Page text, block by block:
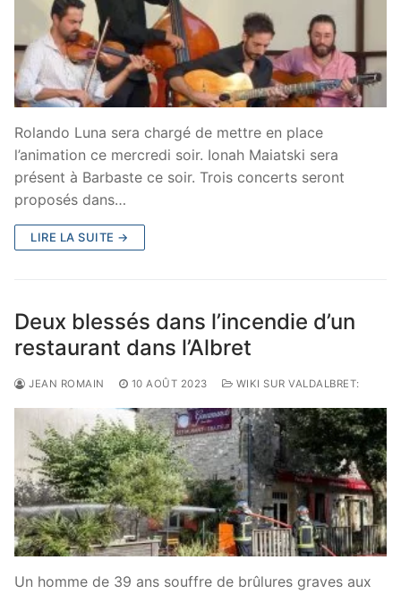
Rolando Luna sera chargé de mettre en place
l’animation ce mercredi soir. Ionah Maiatski sera
présent à Barbaste ce soir. Trois concerts seront
proposés dans…
LIRE LA SUITE →
Deux blessés dans l’incendie d’un
restaurant dans l’Albret
JEAN ROMAIN 10 AOÛT 2023 WIKI SUR VALDALBRET:
Un homme de 39 ans souffre de brûlures graves aux